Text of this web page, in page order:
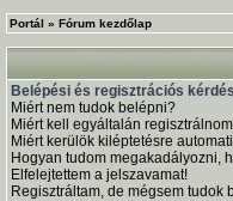
Portál » Fórum kezdőlap
Belépési és regisztrációs
Miért nem tudok belépni?
Miért kell egyáltalán
Miért kerülök kiléptetésre
Hogyan tudom megakadályozni,
Elfelejtettem a jelszavamat!
Regisztráltam, de mégsem tudok